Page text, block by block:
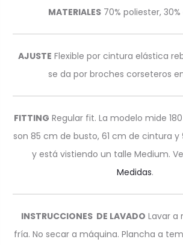
MATERIALES 70% poliester,
AJUSTE Flexible por cintura elástica
se da por broches corseteros
FITTING Regular fit. La modelo mide
son 85 cm de busto, 61 cm de cintura
y está vistiendo un talle Medium.
Medidas.
INSTRUCCIONES DE LAVADO Lavar a
fría. No secar a máquina. Plancha a